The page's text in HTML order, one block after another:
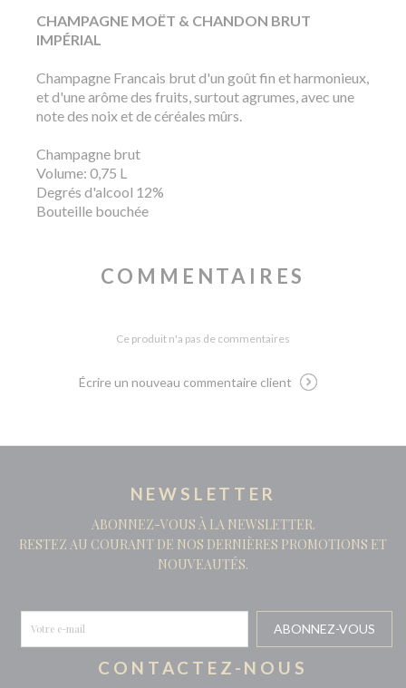
CHAMPAGNE MOËT & CHANDON BRUT
IMPÉRIAL
Champagne Francais brut d'un goût fin et harmonieux,
et d'une arôme des fruits, surtout agrumes, avec une
note des noix et de céréales mûrs.
Champagne brut
Volume: 0,75 L
Degrés d'alcool 12%
Bouteille bouchée
COMMENTAIRES
Ce produit n'a pas de commentaires
Écrire un nouveau commentaire client
NEWSLETTER
ABONNEZ-VOUS À LA NEWSLETTER.
RESTEZ AU COURANT DE NOS DERNIÈRES PROMOTIONS ET
NOUVEAUTÉS.
CONTACTEZ-NOUS